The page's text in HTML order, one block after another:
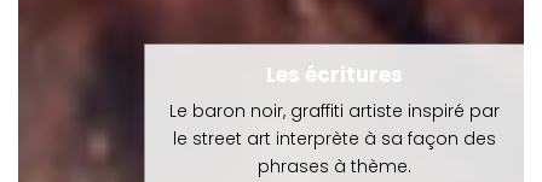
Les écritures
Le baron noir, graffiti artiste inspiré par
le street art interprète à sa façon des
phrases à thème.